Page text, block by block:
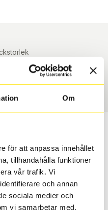
Om
för att anpassa innehållet
tillhandahålla funktioner
vår trafik. Vi
och annan
sociala medier och
vi samarbetar med.
55 R 16 ArrayArray
bil?
att se om det däck du
du köper däck som skall
se till att kolla en extra
samma dimensioner.
under årens lopp och